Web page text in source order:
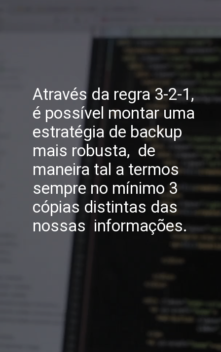
Através da regra 3-2-1,
é possível montar uma
estratégia de backup
mais robusta,  de
maneira tal a termos
sempre no mínimo 3
cópias distintas das
nossas  informações.